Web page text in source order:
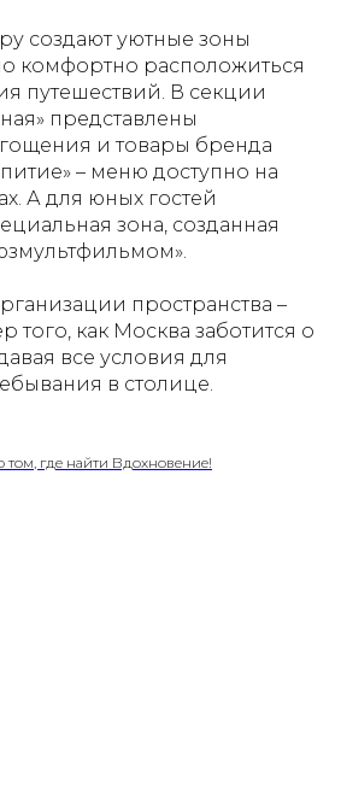
создают уютные зоны
комфортно расположиться
путешествий. В секции
представлены
и товары бренда
– меню доступно на
А для юных гостей
зона, созданная
пространства –
того, как Москва заботится о
все условия для
в столице.
том, где найти Вдохновение!